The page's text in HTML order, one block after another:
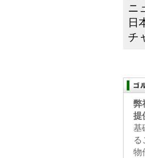
ニ
日
チ
弊
提
基
る
物